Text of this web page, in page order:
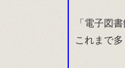
「電子図
これまで